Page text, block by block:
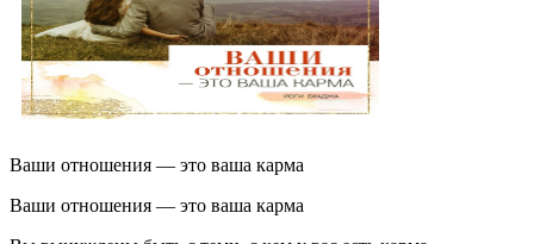
Ваши отношения — это ваша карма
Ваши отношения — это ваша карма